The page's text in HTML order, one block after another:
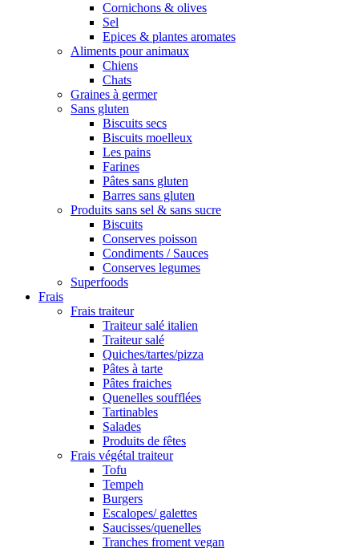
Cornichons & olives
Sel
Epices & plantes aromates
Aliments pour animaux
Chiens
Chats
Graines à germer
Sans gluten
Biscuits secs
Biscuits moelleux
Les pains
Farines
Pâtes sans gluten
Barres sans gluten
Produits sans sel & sans sucre
Biscuits
Conserves poisson
Condiments / Sauces
Conserves legumes
Superfoods
Frais
Frais traiteur
Traiteur salé italien
Traiteur salé
Quiches/tartes/pizza
Pâtes à tarte
Pâtes fraiches
Quenelles soufflées
Tartinables
Salades
Produits de fêtes
Frais végétal traiteur
Tofu
Tempeh
Burgers
Escalopes/ galettes
Saucisses/quenelles
Tranches froment vegan